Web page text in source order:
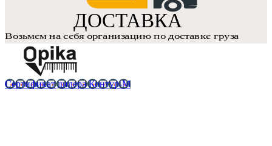
Сертификат дилера Контур-М